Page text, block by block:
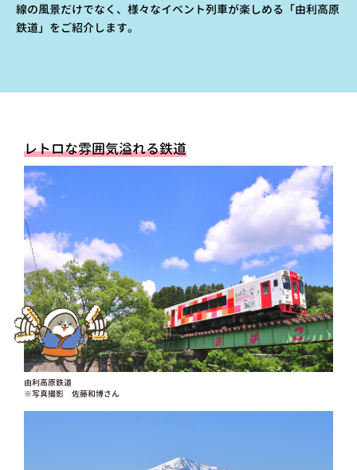
線の風景だけでなく、様々なイベント列車が楽しめる「由利高原
鉄道」をご紹介します。
レトロな雰囲気溢れる鉄道
由利高原鉄道
※写真撮影 佐藤和博さん